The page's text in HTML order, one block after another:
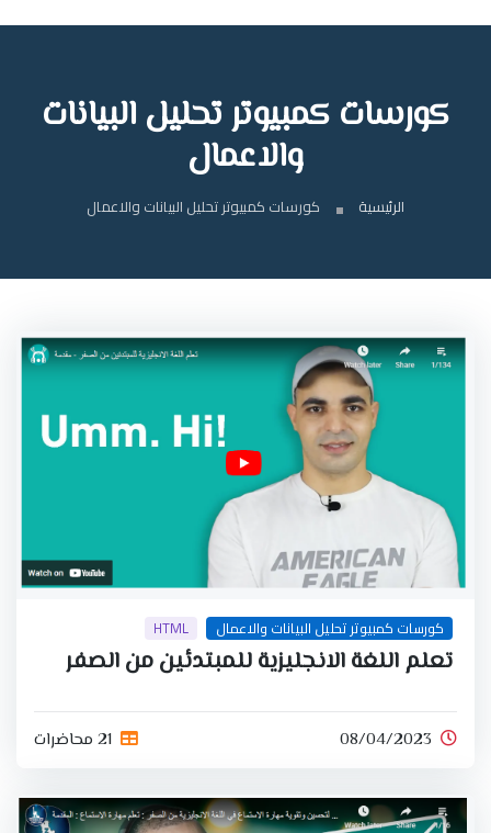
كورسات كمبيوتر تحليل البيانات
والاعمال
الرئيسية كورسات كمبيوتر تحليل البيانات والاعمال
كورسات كمبيوتر تحليل البيانات والاعمال HTML
تعلم اللغة الانجليزية للمبتدئين من الصفر
08/04/2023 21 محاضرات